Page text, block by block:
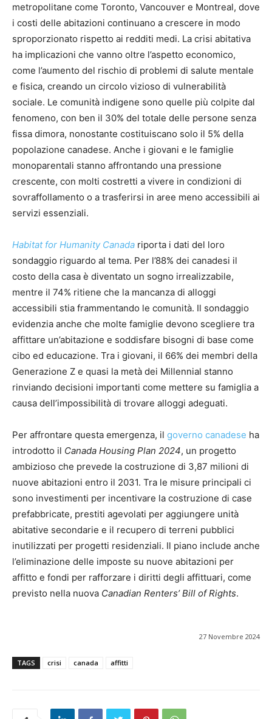
metropolitane come Toronto, Vancouver e Montreal, dove
i costi delle abitazioni continuano a crescere in modo
sproporzionato rispetto ai redditi medi. La crisi abitativa
ha implicazioni che vanno oltre l’aspetto economico,
come l’aumento del rischio di problemi di salute mentale
e fisica, creando un circolo vizioso di vulnerabilità
sociale. Le comunità indigene sono quelle più colpite dal
fenomeno, con ben il 30% del totale delle persone senza
fissa dimora, nonostante costituiscano solo il 5% della
popolazione canadese. Anche i giovani e le famiglie
monoparentali stanno affrontando una pressione
crescente, con molti costretti a vivere in condizioni di
sovraffollamento o a trasferirsi in aree meno accessibili ai
servizi essenziali.
Habitat for Humanity Canada riporta i dati del loro
sondaggio riguardo al tema. Per l’88% dei canadesi il
costo della casa è diventato un sogno irrealizzabile,
mentre il 74% ritiene che la mancanza di alloggi
accessibili stia frammentando le comunità. Il sondaggio
evidenzia anche che molte famiglie devono scegliere tra
affittare un’abitazione e soddisfare bisogni di base come
cibo ed educazione. Tra i giovani, il 66% dei membri della
Generazione Z e quasi la metà dei Millennial stanno
rinviando decisioni importanti come mettere su famiglia a
causa dell’impossibilità di trovare alloggi adeguati​.
Per affrontare questa emergenza, il governo canadese ha
introdotto il Canada Housing Plan 2024, un progetto
ambizioso che prevede la costruzione di 3,87 milioni di
nuove abitazioni entro il 2031. Tra le misure principali ci
sono investimenti per incentivare la costruzione di case
prefabbricate, prestiti agevolati per aggiungere unità
abitative secondarie e il recupero di terreni pubblici
inutilizzati per progetti residenziali. Il piano include anche
l’eliminazione delle imposte su nuove abitazioni per
affitto e fondi per rafforzare i diritti degli affittuari, come
previsto nella nuova Canadian Renters’ Bill of Rights​.
27 Novembre 2024
TAGS crisi canada affitti